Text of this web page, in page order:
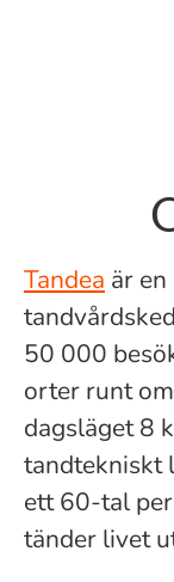
Tandea är
50 000
orter runt
dagsläget 8
tandtekniskt
ett 60-tal
tänder livet